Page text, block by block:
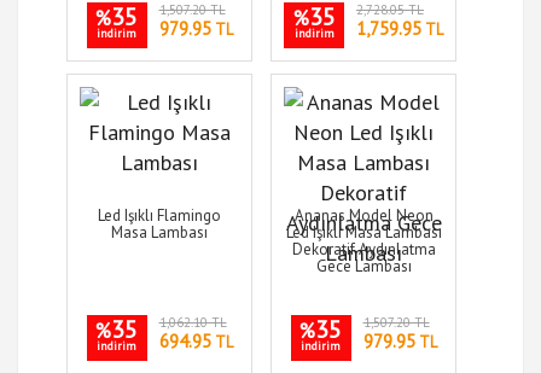
%35
indirim
1,507.20 TL
979.95TL %35
indirim
2,728.05 TL
1,759.95 TL
Led Işıklı Flamingo
Masa Lambası
%35
indirim
1,062.10 TL
694.95TL
Ananas Model Neon
Led Işıklı Masa Lambası
Dekoratif Aydınlatma
Gece Lambası
%35
indirim
1,507.20 TL
979.95TL